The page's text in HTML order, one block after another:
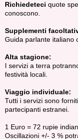
Richiedeteci quote
conoscono.
Supplementi
Guida parlante italiano
Alta stagione:
I servizi a terra
festività locali.
Viaggio individuale:
Tutti i servizi sono
partecipanti estranei.
1 Euro = 72 rupie
Oscillazioni +/- 3 %